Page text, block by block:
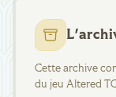
Cette archive
du jeu Altered